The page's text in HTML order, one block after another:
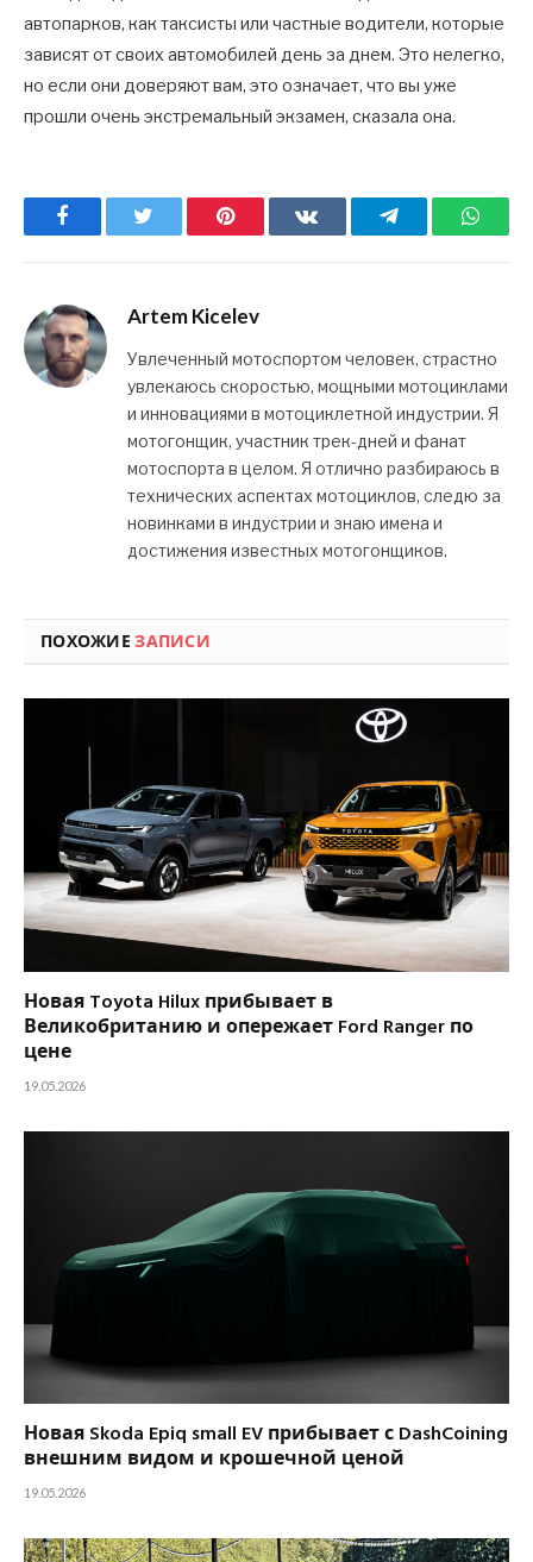
автопарков, как таксисты или частные водители, которые
зависят от своих автомобилей день за днем. Это нелегко,
но если они доверяют вам, это означает, что вы уже
прошли очень экстремальный экзамен, сказала она.
Facebook Pinterest ВКонтактеTelegram
Artem Kicelev
Увлеченный мотоспортом человек, страстно
увлекаюсь скоростью, мощными мотоциклами
и инновациями в мотоциклетной индустрии. Я
мотогонщик, участник трек-дней и фанат
мотоспорта в целом. Я отлично разбираюсь в
технических аспектах мотоциклов, следю за
новинками в индустрии и знаю имена и
достижения известных мотогонщиков.
ПОХОЖИЕЗАПИСИ
Новая Toyota Hilux прибывает в
Великобританию и опережает Ford Ranger по
цене
19.05.2026
Новая Skoda Epiq small EV прибывает с DashCoining
внешним видом и крошечной ценой
19.05.2026